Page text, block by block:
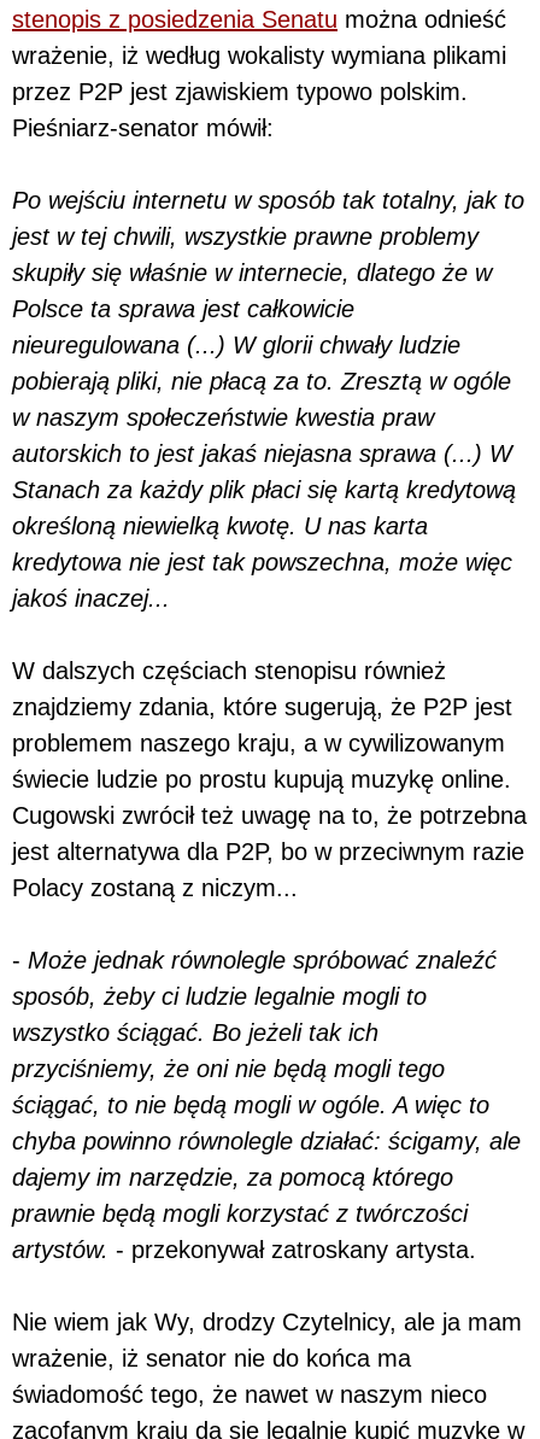
stenopis z posiedzenia Senatu można odnieść
wrażenie, iż według wokalisty wymiana plikami
przez P2P jest zjawiskiem typowo polskim.
Pieśniarz-senator mówił:
Po wejściu internetu w sposób tak totalny, jak to
jest w tej chwili, wszystkie prawne problemy
skupiły się właśnie w internecie, dlatego że w
Polsce ta sprawa jest całkowicie
nieuregulowana (...) W glorii chwały ludzie
pobierają pliki, nie płacą za to. Zresztą w ogóle
w naszym społeczeństwie kwestia praw
autorskich to jest jakaś niejasna sprawa (...) W
Stanach za każdy plik płaci się kartą kredytową
określoną niewielką kwotę. U nas karta
kredytowa nie jest tak powszechna, może więc
jakoś inaczej...
W dalszych częściach stenopisu również
znajdziemy zdania, które sugerują, że P2P jest
problemem naszego kraju, a w cywilizowanym
świecie ludzie po prostu kupują muzykę online.
Cugowski zwrócił też uwagę na to, że potrzebna
jest alternatywa dla P2P, bo w przeciwnym razie
Polacy zostaną z niczym...
- Może jednak równolegle spróbować znaleźć
sposób, żeby ci ludzie legalnie mogli to
wszystko ściągać. Bo jeżeli tak ich
przyciśniemy, że oni nie będą mogli tego
ściągać, to nie będą mogli w ogóle. A więc to
chyba powinno równolegle działać: ścigamy, ale
dajemy im narzędzie, za pomocą którego
prawnie będą mogli korzystać z twórczości
artystów. - przekonywał zatroskany artysta.
Nie wiem jak Wy, drodzy Czytelnicy, ale ja mam
wrażenie, iż senator nie do końca ma
świadomość tego, że nawet w naszym nieco
zacofanym kraju da się legalnie kupić muzykę w